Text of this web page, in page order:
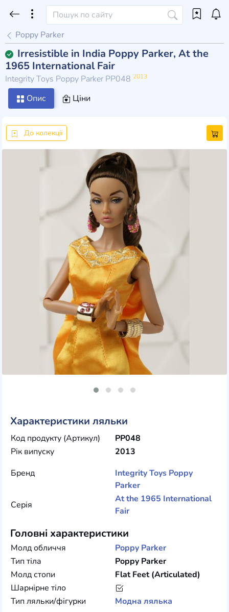
Poppy Parker
Irresistible in India Poppy Parker, At the
1965 International Fair
Integrity Toys Poppy Parker PP048 2013
Опис Ціни
До колекції
Характеристики ляльки
Код продукту (Артикул)
PP048
Рік випуску
2013
Бренд
Integrity Toys Poppy
Parker
Серія
At the 1965 International
Fair
Головні характеристики
Молд обличчя
Poppy Parker
Тип тіла
Poppy Parker
Молд стопи
Flat Feet (Articulated)
Шарнірне тіло
Тип ляльки/фігурки
Модна лялька